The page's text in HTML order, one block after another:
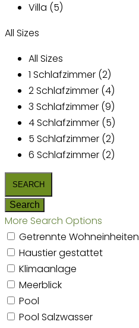
Villa (5)
All Sizes
All Sizes
1 Schlafzimmer (2)
2 Schlafzimmer (4)
3 Schlafzimmer (9)
4 Schlafzimmer (5)
5 Schlafzimmer (2)
6 Schlafzimmer (2)
More Search Options
Getrennte Wohneinheiten
Haustier gestattet
Klimaanlage
Meerblick
Pool
Pool Salzwasser